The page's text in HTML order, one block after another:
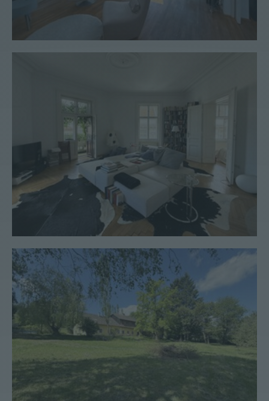
Landhaus #54